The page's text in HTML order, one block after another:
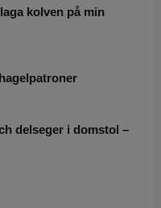
kolven på min
delseger i domstol –